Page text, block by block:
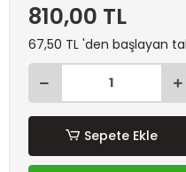
810,00 TL
67,50 TL 'den başlayan
Sepete Ekle